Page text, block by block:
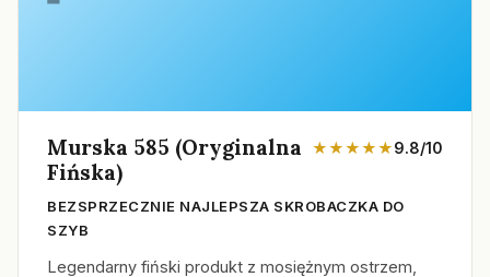
Murska 585 (Oryginalna
Fińska)
★★★★★9.8/10
BEZSPRZECZNIE NAJLEPSZA SKROBACZKA DO
SZYB
Legendarny fiński produkt z mosiężnym ostrzem,